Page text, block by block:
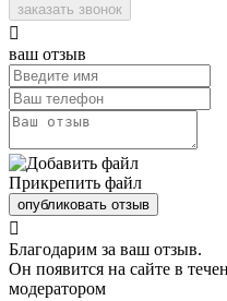
заказать звонок

ваш отзыв
Прикрепить файл
опубликовать отзыв

Благодарим за ваш отзыв.
Он появится на сайте в
модератором